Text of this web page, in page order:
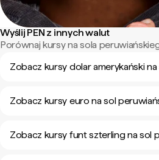
Wyślij PEN z innych walut
Porównaj kursy na sola
Zobacz kursy dolar amerykański
Zobacz kursy euro na sol
Zobacz kursy funt szterling na sol